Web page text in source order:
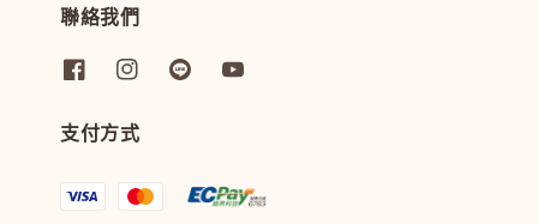
聯絡我們
支付方式